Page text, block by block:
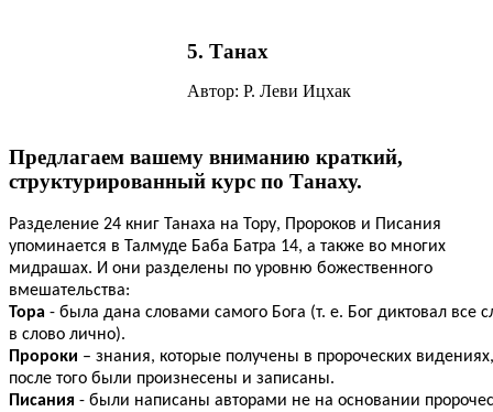
5. Танах
Автор: Р. Леви Ицхак
Предлагаем вашему вниманию краткий,
структурированный курс по Танаху.
Разделение 24 книг Танаха на Тору, Пророков и Писания
упоминается в Талмуде Баба Батра 14, а также во многих
мидрашах. И они разделены по уровню божественного
вмешательства:
Тора - была дана словами самого Бога (т. е. Бог диктовал все
в слово лично).
Пророки – знания, которые получены в пророческих видениях,
после того были произнесены и записаны.
Писания - были написаны авторами не на основании